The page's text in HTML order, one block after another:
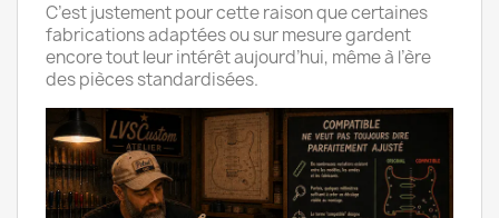
C’est justement pour cette raison que certaines
fabrications adaptées ou sur mesure gardent
encore tout leur intérêt aujourd’hui, même à l’ère
des pièces standardisées.